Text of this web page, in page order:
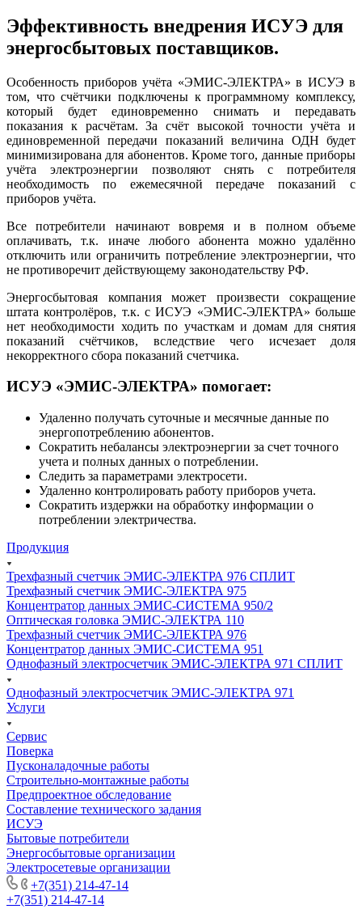
Эффективность внедрения ИСУЭ для
энергосбытовых поставщиков.
Особенность приборов учёта «ЭМИС-ЭЛЕКТРА» в ИСУЭ в
том, что счётчики подключены к программному комплексу,
который будет единовременно снимать и передавать
показания к расчётам. За счёт высокой точности учёта и
единовременной передачи показаний величина ОДН будет
минимизирована для абонентов. Кроме того, данные приборы
учёта электроэнергии позволяют снять с потребителя
необходимость по ежемесячной передаче показаний с
приборов учёта.
Все потребители начинают вовремя и в полном объеме
оплачивать, т.к. иначе любого абонента можно удалённо
отключить или ограничить потребление электроэнергии, что
не противоречит действующему законодательству РФ.
Энергосбытовая компания может произвести сокращение
штата контролёров, т.к. с ИСУЭ «ЭМИС-ЭЛЕКТРА» больше
нет необходимости ходить по участкам и домам для снятия
показаний счётчиков, вследствие чего исчезает доля
некорректного сбора показаний счетчика.
ИСУЭ «ЭМИС-ЭЛЕКТРА» помогает:
Удаленно получать суточные и месячные данные по
энергопотреблению абонентов.
Сократить небалансы электроэнергии за счет точного
учета и полных данных о потреблении.
Следить за параметрами электросети.
Удаленно контролировать работу приборов учета.
Сократить издержки на обработку информации о
потреблении электричества.
Продукция
Трехфазный счетчик ЭМИС-ЭЛЕКТРА 976 СПЛИТ
Трехфазный счетчик ЭМИС-ЭЛЕКТРА 975
Концентратор данных ЭМИС-СИСТЕМА 950/2
Оптическая головка ЭМИС-ЭЛЕКТРА 110
Трехфазный счетчик ЭМИС-ЭЛЕКТРА 976
Концентратор данных ЭМИС-СИСТЕМА 951
Однофазный электросчетчик ЭМИС-ЭЛЕКТРА 971 СПЛИТ
Однофазный электросчетчик ЭМИС-ЭЛЕКТРА 971
Услуги
Сервис
Поверка
Пусконаладочные работы
Строительно-монтажные работы
Предпроектное обследование
Составление технического задания
ИСУЭ
Бытовые потребители
Энергосбытовые организации
Электросетевые организации
+7(351) 214-47-14
+7(351) 214-47-14